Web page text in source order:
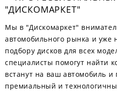
"ДИСКОМАРКЕТ"
Мы в "Дискомаркет"
автомобильного рынка и уже
подбору дисков для всех
специалисты помогут найти
встанут на ваш автомобиль и
премиальный и